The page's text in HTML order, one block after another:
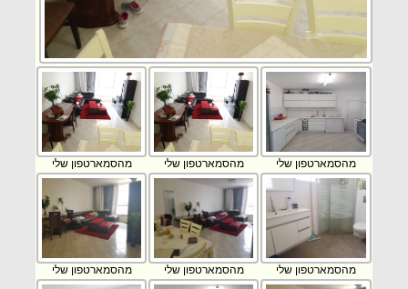
מהסמארטפון שלי מהסמארטפון שלי מהסמארטפון שלי
מהסמארטפון שלי מהסמארטפון שלי מהסמארטפון שלי